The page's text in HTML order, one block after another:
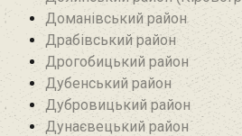
Доманівський район‎
Драбівський район‎
Дрогобицький район
Дубенський район
Дубровицький район‎
Дунаєвецький район